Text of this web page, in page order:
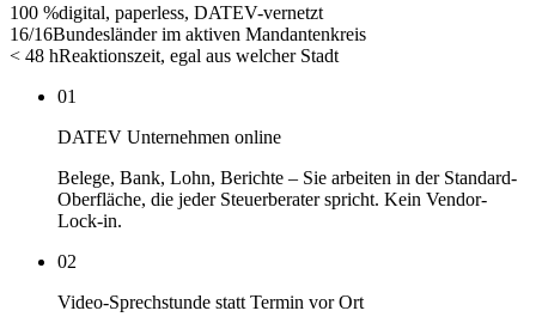
100 %digital, paperless, DATEV-vernetzt
16/16Bundesländer im aktiven Mandantenkreis
< 48 hReaktionszeit, egal aus welcher Stadt
01
DATEV Unternehmen online
Belege, Bank, Lohn, Berichte – Sie arbeiten in der Standard-
Oberfläche, die jeder Steuerberater spricht. Kein Vendor-
Lock-in.
02
Video-Sprechstunde statt Termin vor Ort